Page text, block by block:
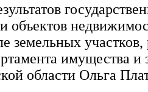
объектов
земельных участков,
имущества и
области Ольга